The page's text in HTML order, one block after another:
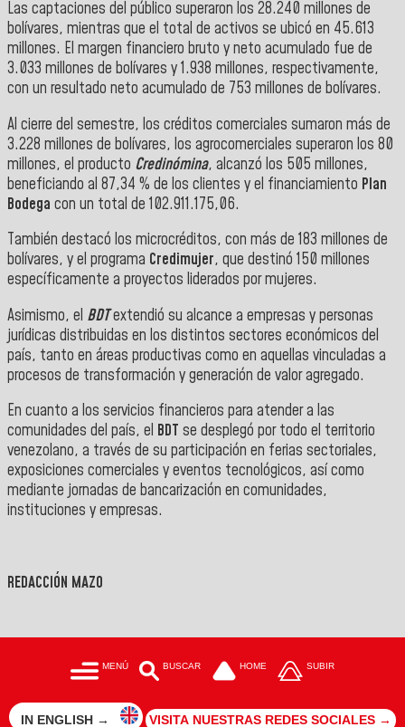
Las captaciones del público superaron los 28.240 millones de
bolívares, mientras que el total de activos se ubicó en 45.613
millones. El margen financiero bruto y neto acumulado fue de
3.033 millones de bolívares y 1.938 millones, respectivamente,
con un resultado neto acumulado de 753 millones de bolívares.
Al cierre del semestre, los créditos comerciales sumaron más de
3.228 millones de bolívares, los agrocomerciales superaron los 80
millones, el producto Credinómina, alcanzó los 505 millones,
beneficiando al 87,34 % de los clientes y el financiamiento Plan
Bodega con un total de 102.911.175,06.
También destacó los microcréditos, con más de 183 millones de
bolívares, y el programa Credimujer, que destinó 150 millones
específicamente a proyectos liderados por mujeres.
Asimismo, el BDTextendió su alcance a empresas y personas
jurídicas distribuidas en los distintos sectores económicos del
país, tanto en áreas productivas como en aquellas vinculadas a
procesos de transformación y generación de valor agregado.
En cuanto a los servicios financieros para atender a las
comunidades del país, el BDT se desplegó por todo el territorio
venezolano, a través de su participación en ferias sectoriales,
exposiciones comerciales y eventos tecnológicos, así como
mediante jornadas de bancarización en comunidades,
instituciones y empresas.
REDACCIÓN MAZO
MENÚ BUSCAR HOME SUBIR
IN ENGLISH → VISITA NUESTRAS REDES SOCIALES →